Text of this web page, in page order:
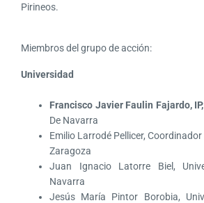
Pirineos.
Miembros del grupo de acción:
Universidad
Francisco Javier Faulin Fajardo, IP,
De Navarra
Emilio Larrodé Pellicer,
Zaragoza
Juan Ignacio Latorre Biel,
Navarra
Jesús María Pintor Borobia,